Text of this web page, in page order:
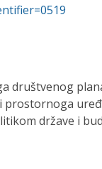
društvenog
države i